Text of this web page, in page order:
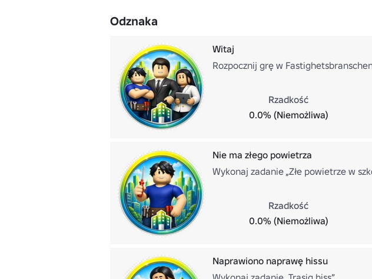
Odznaka
Witaj
Rozpocznij grę w
Rzadkość
0.0% (Niemożliwa)
Nie ma złego powietrza
Wykonaj zadanie „Złe powietrze w
Rzadkość
0.0% (Niemożliwa)
Naprawiono naprawę hissu